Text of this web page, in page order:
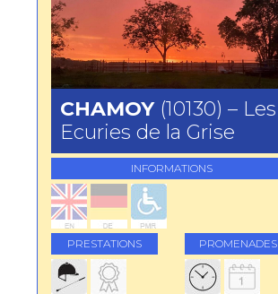
CHAMOY (10130) – Les
Ecuries de la Grise
INFORMATIONS
PRESTATIONS PROMENADES